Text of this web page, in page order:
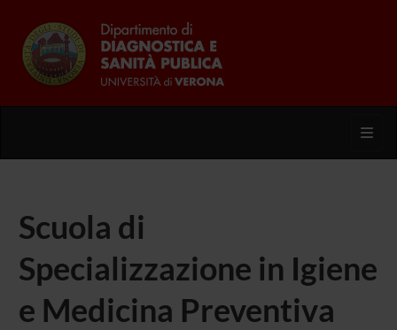
Scuola di
Specializzazione in Igiene
e Medicina Preventiva